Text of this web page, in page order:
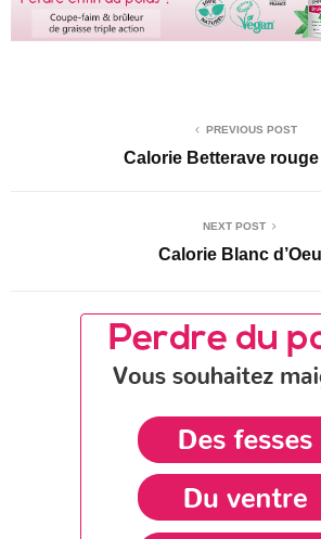
PREVIOUS POST
Calorie Betterave
NEXT POST
Calorie Blanc